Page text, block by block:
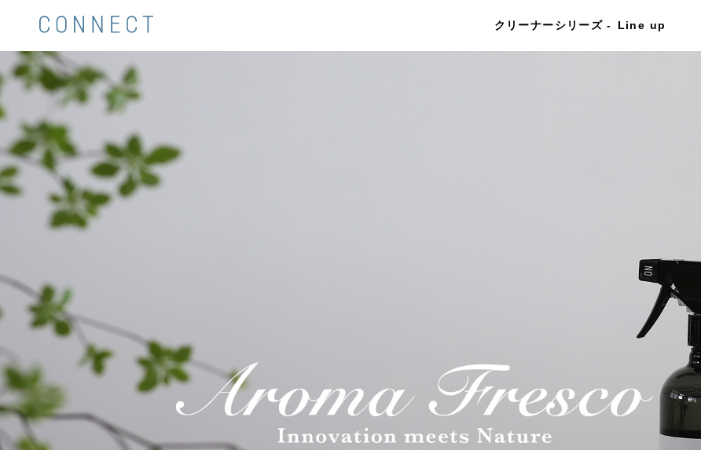
クリーナーシリーズ Line up